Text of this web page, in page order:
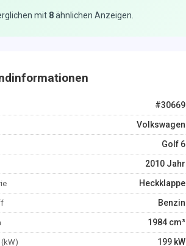
mit 8ähnlichen Anzeigen
#30669
Volkswagen
Golf 6
2010 Jahr
Heckklappe
Benzin
1984 cm³
199 kW